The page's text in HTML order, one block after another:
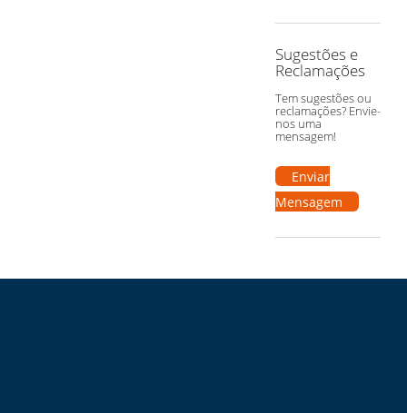
Sugestões e
Reclamações
Tem sugestões ou
reclamações? Envie-
nos uma
mensagem!
Enviar
Mensagem